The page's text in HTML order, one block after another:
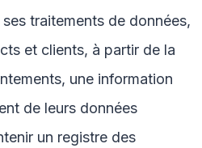
traitements de données,
et clients, à partir de la
une information
de leurs données
un registre des